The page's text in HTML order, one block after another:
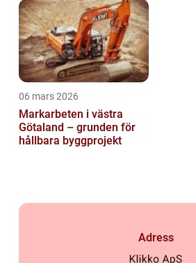
06 mars 2026
Markarbeten i västra
Götaland – grunden för
hållbara byggprojekt
Adress